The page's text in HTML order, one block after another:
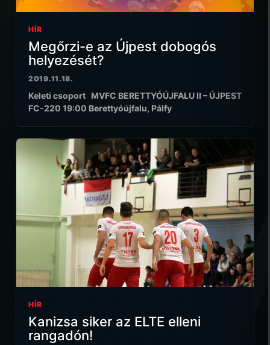
HÍR
Megőrzi-e az Újpest dobogós
helyezését?
2019.11.18.
Keleti csoport MVFC BERETTYÓÚJFALU II – ÚJPEST
FC-220 19:00 Berettyóújfalu, Pálfy
HÍR
Kanizsa siker az ELTE elleni
rangadón!